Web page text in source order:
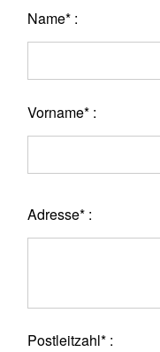
Name* :
Vorname* :
Adresse* :
Postleitzahl* :